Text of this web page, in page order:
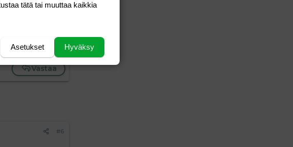
ensin ja
jonka olen
Vastaa
#6
tätä tai muuttaa kaikkia
Hyväksy
Asetukset